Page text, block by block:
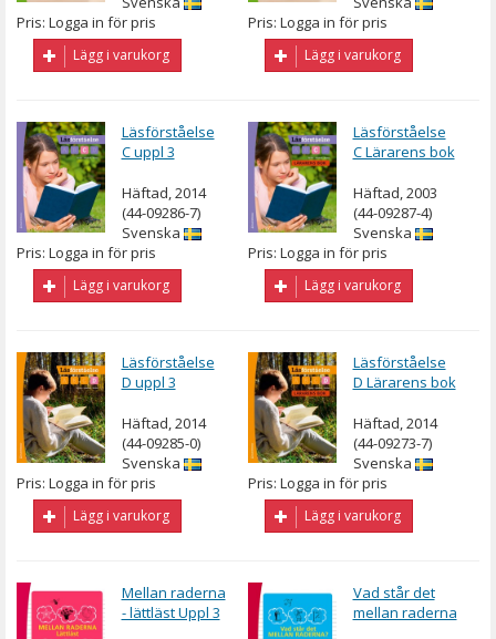
Pris: Logga in för pris
Lägg i varukorg
Pris: Logga in för pris
Lägg i varukorg
Läsförståelse
C uppl 3
Häftad, 2014
(44-09286-7)
Svenska
Pris: Logga in för pris
Lägg i varukorg
Läsförståelse
C Lärarens bok
Häftad, 2003
(44-09287-4)
Svenska
Pris: Logga in för pris
Lägg i varukorg
Läsförståelse
D uppl 3
Häftad, 2014
(44-09285-0)
Svenska
Pris: Logga in för pris
Lägg i varukorg
Läsförståelse
D Lärarens bok
Häftad, 2014
(44-09273-7)
Svenska
Pris: Logga in för pris
Lägg i varukorg
Mellan raderna
- lättläst Uppl 3
Vad står det
mellan raderna